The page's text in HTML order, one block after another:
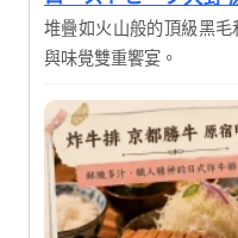
堆疊如火山般的頂級黑
與味覺雙重饗宴。